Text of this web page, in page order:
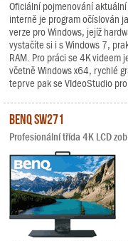
Oficiální pojmenování
interně je program očíslován
verze pro Windows, jejíž
vystačíte si i s Windows 7,
RAM. Pro práci se 4K videem
včetně Windows x64, rychlé
teprve pak se VIdeoStudio
BenQ SW271
Profesionální třída 4K LCD